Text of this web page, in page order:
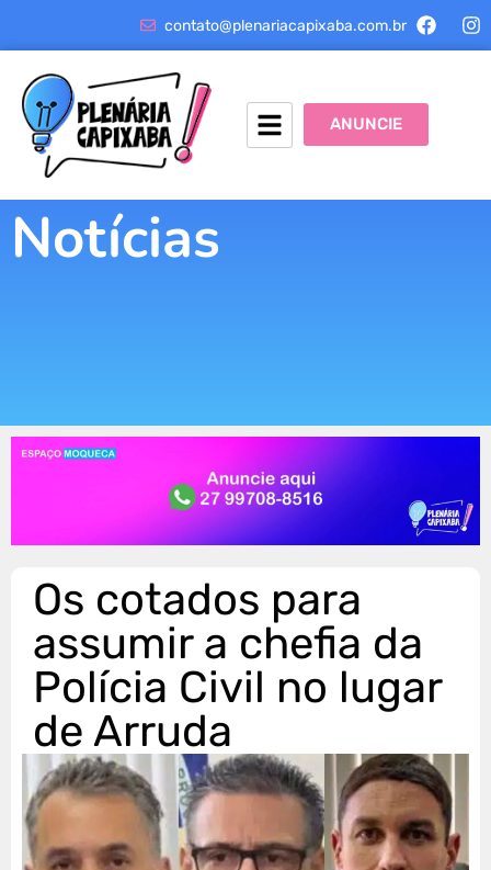
contato@plenariacapixaba.com.br
ANUNCIE
Notícias
Os cotados para
assumir a chefia da
Polícia Civil no lugar
de Arruda